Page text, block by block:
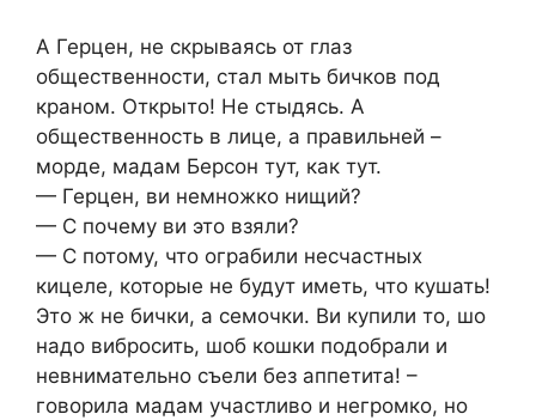
А Герцен, не скрываясь от глаз
общественности, стал мыть бичков под
краном. Открыто! Не стыдясь. А
общественность в лице, а правильней –
морде, мадам Берсон тут, как тут.
— Герцен, ви немножко нищий?
— С почему ви это взяли?
— С потому, что ограбили несчастных
кицеле, которые не будут иметь, что кушать!
Это ж не бички, а семочки. Ви купили то, шо
надо вибросить, шоб кошки подобрали и
невнимательно съели без аппетита! –
говорила мадам участливо и негромко, но